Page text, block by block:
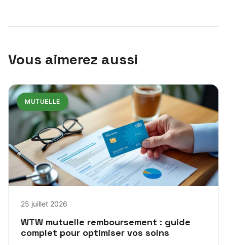
Vous aimerez aussi
MUTUELLE
25 juillet 2026
WTW mutuelle remboursement : guide
complet pour optimiser vos soins